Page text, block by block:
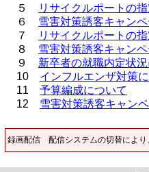
５
リサイクルポートの
６ 雪害対策誘客キャン
７
リサイクルポートの
８ 雪害対策誘客キャン
９ 新卒者の就職内定状
10 インフルエンザ対策
11 予算編成について
12 雪害対策誘客キャン
録画配信 配信システムの切替により